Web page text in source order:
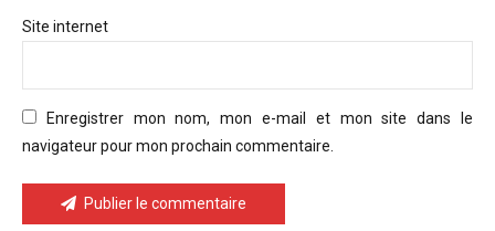
Site internet
Enregistrer mon nom, mon e-mail et mon site dans le
navigateur pour mon prochain commentaire.
Publier le commentaire